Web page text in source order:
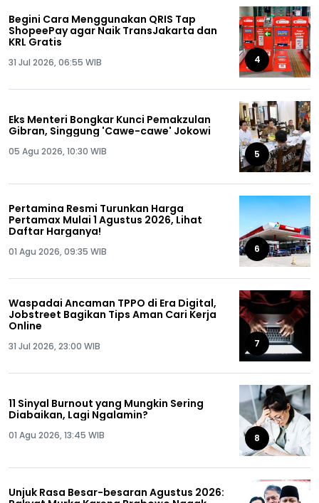
Begini Cara Menggunakan QRIS Tap
ShopeePay agar Naik TransJakarta dan
KRL Gratis
31 Jul 2026, 06:55 WIB 4
Eks Menteri Bongkar Kunci Pemakzulan
Gibran, Singgung 'Cawe-cawe' Jokowi
05 Agu 2026, 10:30 WIB 5
Pertamina Resmi Turunkan Harga
Pertamax Mulai 1 Agustus 2026, Lihat
Daftar Harganya!
01 Agu 2026, 09:35 WIB 6
Waspadai Ancaman TPPO di Era Digital,
Jobstreet Bagikan Tips Aman Cari Kerja
Online
31 Jul 2026, 23:00 WIB 7
11 Sinyal Burnout yang Mungkin Sering
Diabaikan, Lagi Ngalamin?
01 Agu 2026, 13:45 WIB 8
Unjuk Rasa Besar-besaran Agustus 2026: